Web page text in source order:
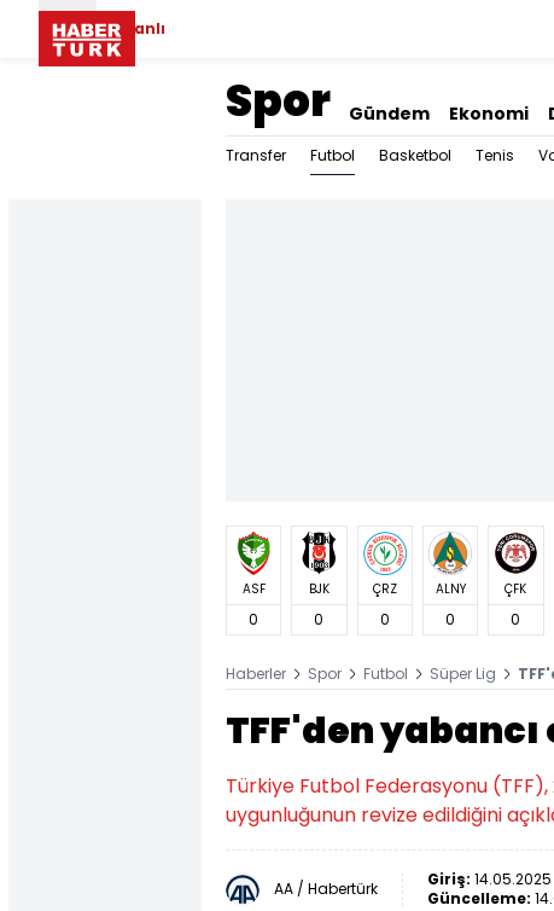
Canlı
Spor Gündem Ekonomi
Transfer Futbol Basketbol Tenis
ASF
0
BJK
0
ÇRZ
0
ALNY
0
ÇFK
0
Haberler Spor Futbol Süper Lig
TFF'den
Türkiye Futbol Federasyonu
uygunluğunun revize edildiğini
AA / Habertürk Giriş:
Güncelleme: